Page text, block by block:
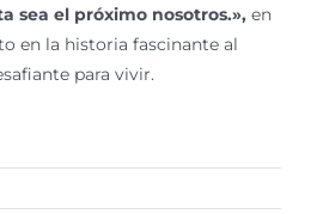
sea el próximo nosotros.», en
en la historia fascinante al
para vivir.